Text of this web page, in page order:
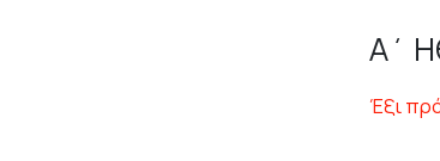
Α΄
Έξι